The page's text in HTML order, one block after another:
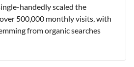
handedly scaled the
500,000 monthly visits, with
from organic searches